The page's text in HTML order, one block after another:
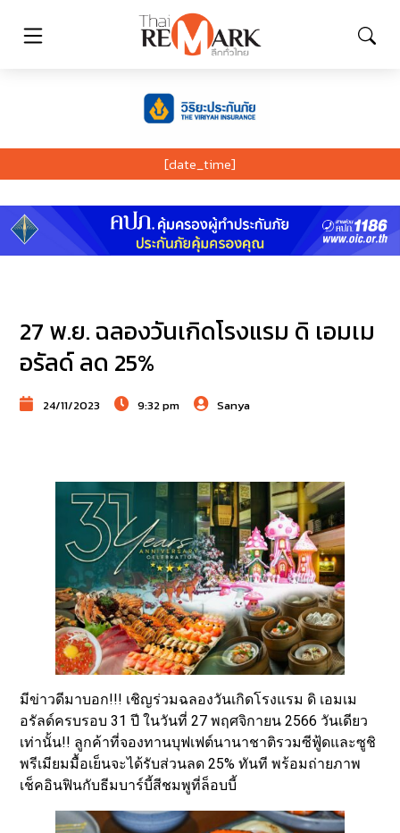
[date_time]
27 พ.ย. ฉลองวันเกิดโรงแรม ดิ เอมเม
อรัลด์ ลด 25%
24/11/2023 9:32 pm Sanya
มีข่าวดีมาบอก!!! เชิญร่วมฉลองวันเกิดโรงแรม ดิ เอมเม
อรัลด์ครบรอบ 31 ปี ในวันที่ 27 พฤศจิกายน 2566 วันเดียว
เท่านั้น!! ลูกค้าที่จองทานบุฟเฟต์นานาชาติรวมซีฟู้ดและซูชิ
พรีเมียมมื้อเย็นจะได้รับส่วนลด 25% ทันที พร้อมถ่ายภาพ
เช็คอินฟินกับธีมบาร์บี้สีชมพูที่ล็อบบี้